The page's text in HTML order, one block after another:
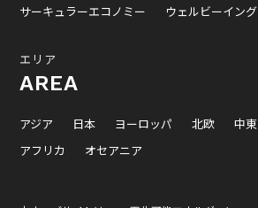
サーキュラーエコノミー
ウェルビーイング
エリア
AREA
アジア 日本 ヨーロッパ 北欧 中東
アフリカ
オセアニア